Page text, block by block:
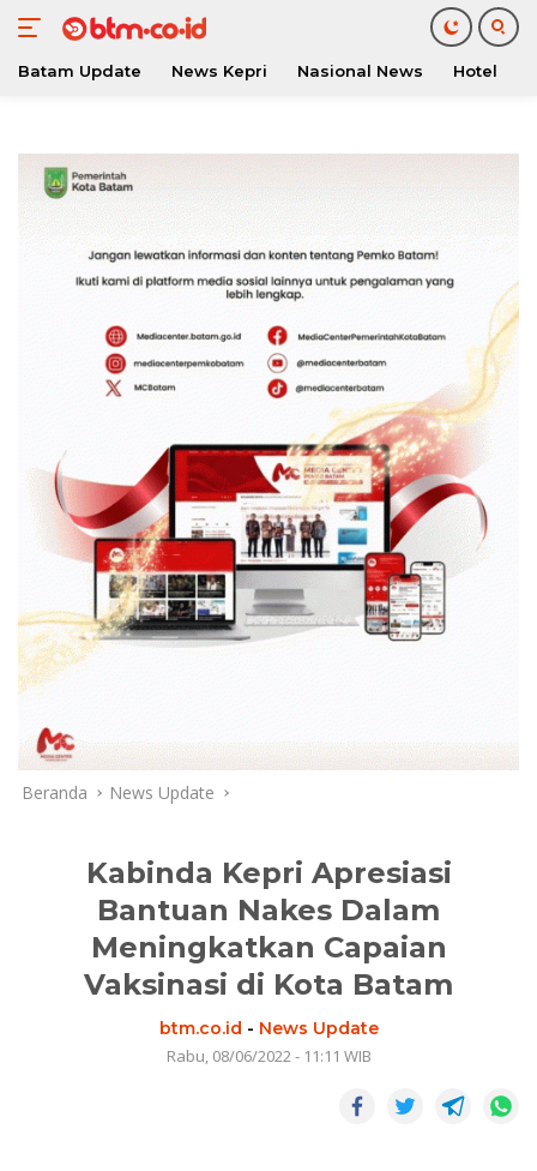
konten
Batam Update News Kepri Nasional News Hotel
Beranda News Update
Kabinda Kepri Apresiasi
Bantuan Nakes Dalam
Meningkatkan Capaian
Vaksinasi di Kota Batam
btm.co.id - News Update
Rabu, 08/06/2022 - 11:11 WIB